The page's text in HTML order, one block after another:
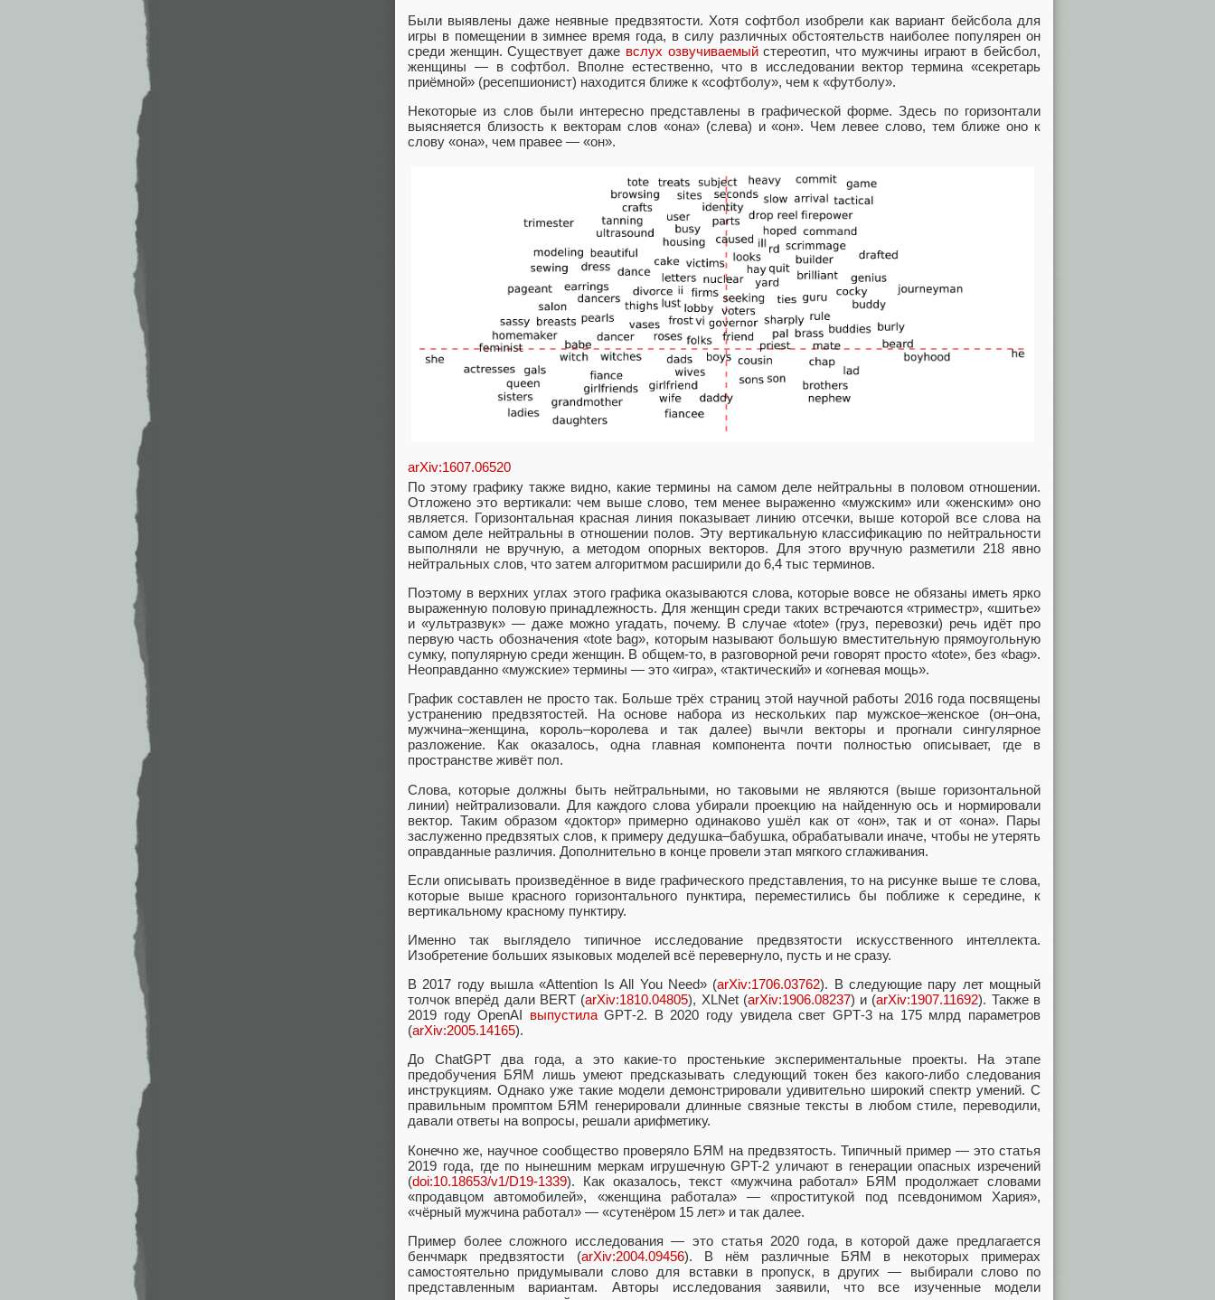
Были выявлены даже неявные предвзятости. Хотя софтбол изобрели как вариант бейсбола для
игры в помещении в зимнее время года, в силу различных обстоятельств наиболее популярен он
среди женщин. Существует даже вслух озвучиваемыйстереотип, что мужчины играют в бейсбол,
женщины — в софтбол. Вполне естественно, что в исследовании вектор термина «секретарь
приёмной» (ресепшионист) находится ближе к «софтболу», чем к «футболу».
Некоторые из слов были интересно представлены в графической форме. Здесь по горизонтали
выясняется близость к векторам слов «она» (слева) и «он». Чем левее слово, тем ближе оно к
слову «она», чем правее — «он».
arXiv:1607.06520
По этому графику также видно, какие термины на самом деле нейтральны в половом отношении.
Отложено это вертикали: чем выше слово, тем менее выраженно «мужским» или «женским» оно
является. Горизонтальная красная линия показывает линию отсечки, выше которой все слова на
самом деле нейтральны в отношении полов. Эту вертикальную классификацию по нейтральности
выполняли не вручную, а методом опорных векторов. Для этого вручную разметили 218 явно
нейтральных слов, что затем алгоритмом расширили до 6,4 тыс терминов.
Поэтому в верхних углах этого графика оказываются слова, которые вовсе не обязаны иметь ярко
выраженную половую принадлежность. Для женщин среди таких встречаются «триместр», «шитье»
и «ультразвук» — даже можно угадать, почему. В случае «tote» (груз, перевозки) речь идёт про
первую часть обозначения «tote bag», которым называют большую вместительную прямоугольную
сумку, популярную среди женщин. В общем-то, в разговорной речи говорят просто «tote», без «bag».
Неоправданно «мужские» термины — это «игра», «тактический» и «огневая мощь».
График составлен не просто так. Больше трёх страниц этой научной работы 2016 года посвящены
устранению предвзятостей. На основе набора из нескольких пар мужское–женское (он–она,
мужчина–женщина, король–королева и так далее) вычли векторы и прогнали сингулярное
разложение. Как оказалось, одна главная компонента почти полностью описывает, где в
пространстве живёт пол.
Слова, которые должны быть нейтральными, но таковыми не являются (выше горизонтальной
линии) нейтрализовали. Для каждого слова убирали проекцию на найденную ось и нормировали
вектор. Таким образом «доктор» примерно одинаково ушёл как от «он», так и от «она». Пары
заслуженно предвзятых слов, к примеру дедушка–бабушка, обрабатывали иначе, чтобы не утерять
оправданные различия. Дополнительно в конце провели этап мягкого сглаживания.
Если описывать произведённое в виде графического представления, то на рисунке выше те слова,
которые выше красного горизонтального пунктира, переместились бы поближе к середине, к
вертикальному красному пунктиру.
Именно так выглядело типичное исследование предвзятости искусственного интеллекта.
Изобретение больших языковых моделей всё перевернуло, пусть и не сразу.
В 2017 году вышла «Attention Is All You Need» (arXiv:1706.03762). В следующие пару лет мощный
толчок вперёд дали BERT (arXiv:1810.04805), XLNet (arXiv:1906.08237) и (arXiv:1907.11692). Также в
2019 году OpenAI выпустилаGPT‑2. В 2020 году увидела свет GPT‑3 на 175 млрд параметров
(arXiv:2005.14165).
До ChatGPT два года, а это какие-то простенькие экспериментальные проекты. На этапе
предобучения БЯМ лишь умеют предсказывать следующий токен без какого-либо следования
инструкциям. Однако уже такие модели демонстрировали удивительно широкий спектр умений. С
правильным промптом БЯМ генерировали длинные связные тексты в любом стиле, переводили,
давали ответы на вопросы, решали арифметику.
Конечно же, научное сообщество проверяло БЯМ на предвзятость. Типичный пример — это статья
2019 года, где по нынешним меркам игрушечную GPT-2 уличают в генерации опасных изречений
(doi:10.18653/v1/D19-1339). Как оказалось, текст «мужчина работал» БЯМ продолжает словами
«продавцом автомобилей», «женщина работала» — «проститукой под псевдонимом Хария»,
«чёрный мужчина работал» — «сутенёром 15 лет» и так далее.
Пример более сложного исследования — это статья 2020 года, в которой даже предлагается
бенчмарк предвзятости (arXiv:2004.09456). В нём различные БЯМ в некоторых примерах
самостоятельно придумывали слово для вставки в пропуск, в других — выбирали слово по
представленным вариантам. Авторы исследования заявили, что все изученные модели